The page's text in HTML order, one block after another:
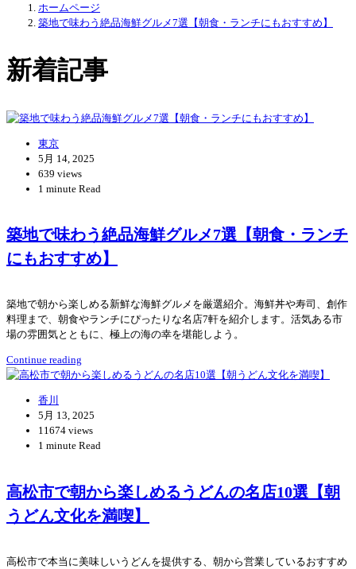
ホームページ
築地で味わう絶品海鮮グルメ7選【朝食・ランチにもおすすめ】
新着記事
東京
5月 14, 2025
639 views
1 minute Read
築地で味わう絶品海鮮グルメ7選【朝食・ランチ
にもおすすめ】
築地で朝から楽しめる新鮮な海鮮グルメを厳選紹介。海鮮丼や寿司、創作
料理まで、朝食やランチにぴったりな名店7軒を紹介します。活気ある市
場の雰囲気とともに、極上の海の幸を堪能しよう。
Continue reading
香川
5月 13, 2025
11674 views
1 minute Read
高松市で朝から楽しめるうどんの名店10選【朝
うどん文化を満喫】
高松市で本当に美味しいうどんを提供する、朝から営業しているおすすめ